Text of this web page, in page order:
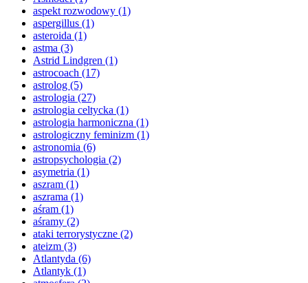
aspekt rozwodowy (1)
aspergillus (1)
asteroida (1)
astma (3)
Astrid Lindgren (1)
astrocoach (17)
astrolog (5)
astrologia (27)
astrologia celtycka (1)
astrologia harmoniczna (1)
astrologiczny feminizm (1)
astronomia (6)
astropsychologia (2)
asymetria (1)
aszram (1)
aszrama (1)
aśram (1)
aśramy (2)
ataki terrorystyczne (2)
ateizm (3)
Atlantyda (6)
Atlantyk (1)